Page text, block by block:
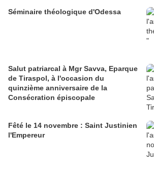
Séminaire théologique d'Odessa
Salut patriarcal à Mgr Savva, Eparque
de Tiraspol, à l'occasion du
quinzième anniversaire de la
Consécration épiscopale
Fêté le 14 novembre : Saint Justinien
l'Empereur